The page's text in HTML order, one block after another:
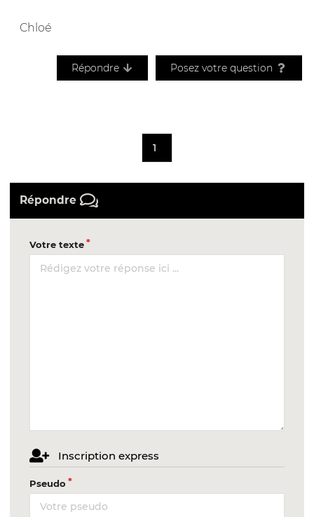
Chloé
Répondre Posez votre question
1
Répondre
Votre texte
Inscription express
Pseudo